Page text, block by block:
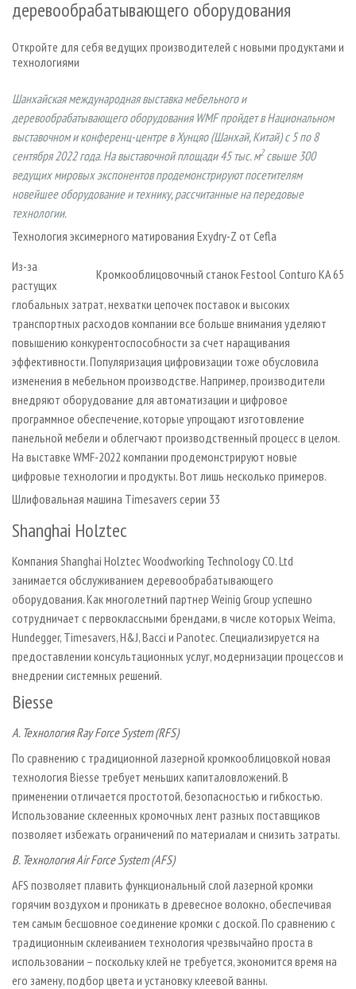
СУШКА ДРЕВЕСИНЫ
ДЕРЕВЯННОЕ ДОМОСТРОЕНИЕ
БИОЭНЕРГЕТИКА
ЦБП
ИНСТРУМЕНТ И МАТЕРИАЛЫ
ПЕРСОНЫ
МОБИЛЬНЫЕ ВЫСТАВКИ
ОФИЦИАЛЬНЫЕ ДЕЛЕГАЦИИ
ПРИОРИТЕТНЫЕ ИНВЕСТПРОЕКТЫ
RUSSIAN FORESTRY REVIEW
ГАЗЕТА ЛЕСПРОМФОРУМ
БИБЛИОТЕКА СПЕЦИАЛИСТА
КОНТАКТЫ
РЕКЛАМА
РЕКЛАМА НА САЙТЕ
деревообрабатывающего оборудования
Откройте для себя ведущих производителей с новыми продуктами и
технологиями
Шанхайская международная выставка мебельного и
деревообрабатывающего оборудования WMF пройдет в Национальном
выставочном и конференц-центре в Хунцяо (Шанхай, Китай) с 5 по 8
сентября 2022 года. На выставочной площади 45 тыс. м2свыше 300
ведущих мировых экспонентов продемонстрируют посетителям
новейшее оборудование и технику, рассчитанные на передовые
технологии.
Технология эксимерного матирования Exydry-Z от Cefla
Кромкооблицовочный станок Festool Conturo KA 65
Из-за
растущих
глобальных затрат, нехватки цепочек поставок и высоких
транспортных расходов компании все больше внимания уделяют
повышению конкурентоспособности за счет наращивания
эффективности. Популяризация цифровизации тоже обусловила
изменения в мебельном производстве. Например, производители
внедряют оборудование для автоматизации и цифровое
программное обеспечение, которые упрощают изготовление
панельной мебели и облегчают производственный процесс в целом.
На выставке WMF-2022 компании продемонстрируют новые
цифровые технологии и продукты. Вот лишь несколько примеров.
Шлифовальная машина Timesavers серии 33
Shanghai Holztec
Компания Shanghai Holztec Woodworking Technology CO. Ltd
занимается обслуживанием деревообрабатывающего
оборудования. Как многолетний партнер Weinig Group успешно
сотрудничает с первоклассными брендами, в числе которых Weima,
Hundegger, Timesavers, H&J, Bacci и Panotec. Специализируется на
предоставлении консультационных услуг, модернизации процессов и
внедрении системных решений.
Biesse
A. Технология Ray Force System (RFS)
По сравнению с традиционной лазерной кромкооблицовкой новая
технология Biesse требует меньших капиталовложений. В
применении отличается простотой, безопасностью и гибкостью.
Использование склеенных кромочных лент разных поставщиков
позволяет избежать ограничений по материалам и снизить затраты.
B. Технология Air Force System (AFS)
AFS позволяет плавить функциональный слой лазерной кромки
горячим воздухом и проникать в древесное волокно, обеспечивая
тем самым бесшовное соединение кромки с доской. По сравнению с
традиционным склеиванием технология чрезвычайно проста в
использовании – поскольку клей не требуется, экономится время на
его замену, подбор цвета и установку клеевой ванны.